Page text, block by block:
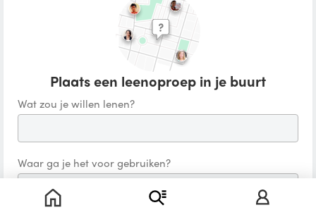
Plaats een leenoproep in je buurt
Wat zou je willen lenen?
Waar ga je het voor gebruiken?